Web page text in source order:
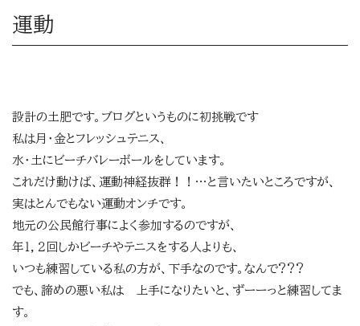
運動
設計の土肥です。ブログというものに初挑戦です
私は月・金とフレッシュテニス、
水・土にビーチバレーボールをしています。
これだけ動けば、運動神経抜群！！…と言いたいところですが、
実はとんでもない運動オンチです。
地元の公民館行事によく参加するのですが、
年１，２回しかビーチやテニスをする人よりも、
いつも練習している私の方が、下手なのです。なんで???
でも、諦めの悪い私は 上手になりたいと、ずーーっと練習してま
す。